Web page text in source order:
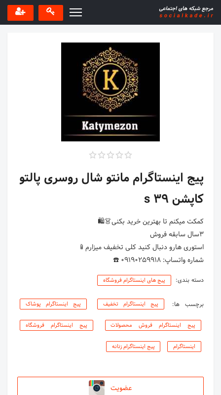
پیج اینستاگرام مانتو شال روسری پالتو
کاپشن 39 s
شماره واتساپ: 09190259918 ☎️
دسته بندی: پیج های اینستاگرام فروشگاه
برچسب ها: پیج اینستاگرام تخفیف پیج اینستاگرام پوشاک
پیج اینستاگرام فروش محصولات پیج اینستاگرام فروشگاه
اینستاگرام پیج اینستاگرام زنانه
عضویت